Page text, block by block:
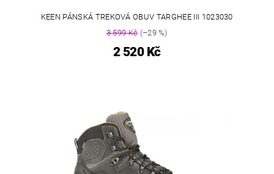
KEEN PÁNSKÁ TREKOVÁ OBUV TARGHEE III 1023030
3 599 Kč(–29 %)
2 520 Kč